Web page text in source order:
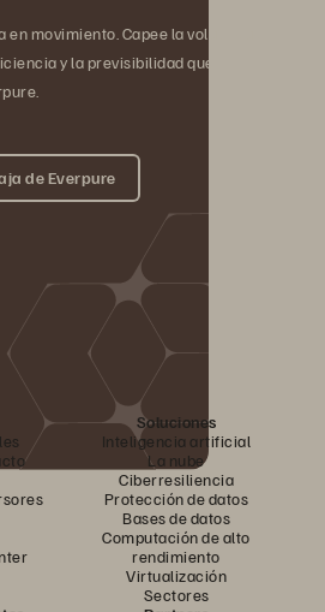
movimiento. Capee la volatilidad
y la previsibilidad que
de Everpure
Soluciones
Inteligencia artificial
La nube
Ciberresiliencia
Protección de datos
Bases de datos
Computación de alto
rendimiento
Virtualización
Sectores